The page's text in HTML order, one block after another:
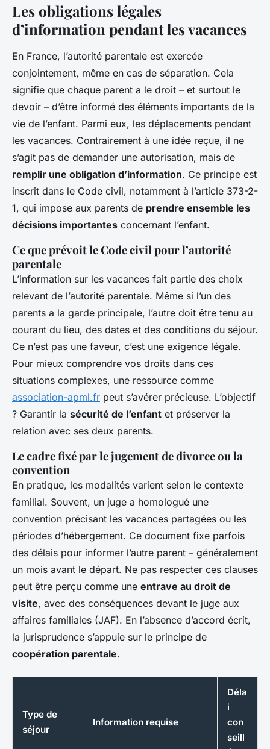
Les obligations légales
d’information pendant les vacances
En France, l’autorité parentale est exercée
conjointement, même en cas de séparation. Cela
signifie que chaque parent a le droit – et surtout le
devoir – d’être informé des éléments importants de la
vie de l’enfant. Parmi eux, les déplacements pendant
les vacances. Contrairement à une idée reçue, il ne
s’agit pas de demander une autorisation, mais de
remplir une obligation d’information. Ce principe est
inscrit dans le Code civil, notamment à l’article 373-2-
1, qui impose aux parents de prendre ensemble les
décisions importantes concernant l’enfant.
Ce que prévoit le Code civil pour l’autorité
parentale
L’information sur les vacances fait partie des choix
relevant de l’autorité parentale. Même si l’un des
parents a la garde principale, l’autre doit être tenu au
courant du lieu, des dates et des conditions du séjour.
Ce n’est pas une faveur, c’est une exigence légale.
Pour mieux comprendre vos droits dans ces
situations complexes, une ressource comme
association-apml.fr peut s’avérer précieuse. L’objectif
? Garantir la sécurité de l’enfant et préserver la
relation avec ses deux parents.
Le cadre fixé par le jugement de divorce ou la
convention
En pratique, les modalités varient selon le contexte
familial. Souvent, un juge a homologué une
convention précisant les vacances partagées ou les
périodes d’hébergement. Ce document fixe parfois
des délais pour informer l’autre parent – généralement
un mois avant le départ. Ne pas respecter ces clauses
peut être perçu comme une entrave au droit de
visite, avec des conséquences devant le juge aux
affaires familiales (JAF). En l’absence d’accord écrit,
la jurisprudence s’appuie sur le principe de
coopération parentale.
Type de
séjour
Information requise
Déla
i
con
seill